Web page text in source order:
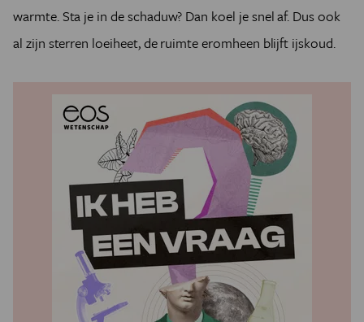
warmte. Sta je in de schaduw? Dan koel je snel af. Dus ook
al zijn sterren loeiheet, de ruimte eromheen blijft ijskoud.